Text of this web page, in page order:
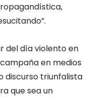
del día violento en
en medios
discurso triunfalista
que sea un